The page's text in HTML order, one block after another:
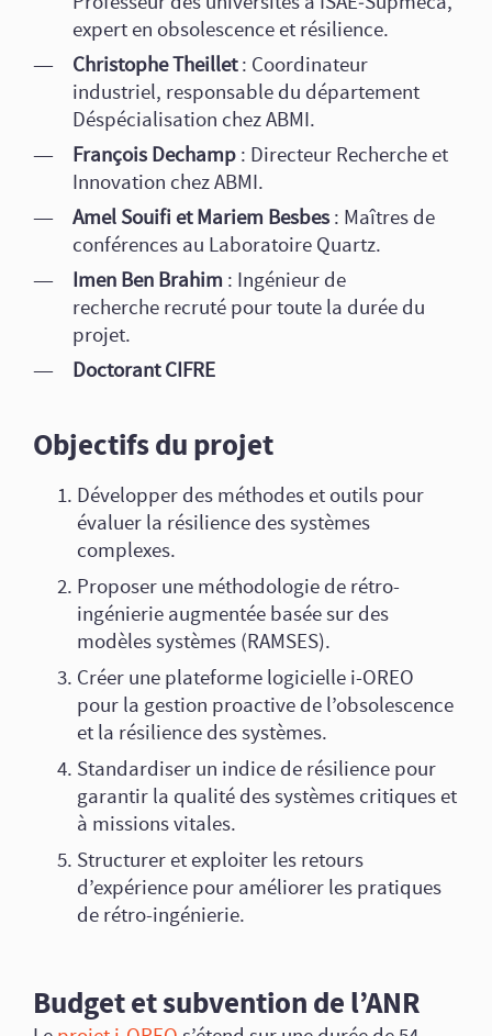
expert en obsolescence et résilience.
Christophe Theillet: Coordinateur
industriel, responsable du département
Déspécialisation chez ABMI.
François Dechamp : Directeur Recherche et
Innovation chez ABMI.
Amel Souifi et Mariem Besbes : Maîtres de
conférences au Laboratoire Quartz.
Imen Ben Brahim : Ingénieur de
recherche recruté pour toute la durée du
projet.
Doctorant CIFRE
Objectifs du projet
Développer des méthodes et outils pour
évaluer la résilience des systèmes
complexes.
Proposer une méthodologie de rétro-
ingénierie augmentée basée sur des
modèles systèmes (RAMSES).
Créer une plateforme logicielle i-OREO
pour la gestion proactive de l’obsolescence
et la résilience des systèmes.
Standardiser un indice de résilience pour
garantir la qualité des systèmes critiques et
à missions vitales.
Structurer et exploiter les retours
d’expérience pour améliorer les pratiques
de rétro-ingénierie.
Budget et subvention de l’ANR